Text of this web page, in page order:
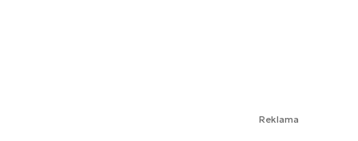
Reklama